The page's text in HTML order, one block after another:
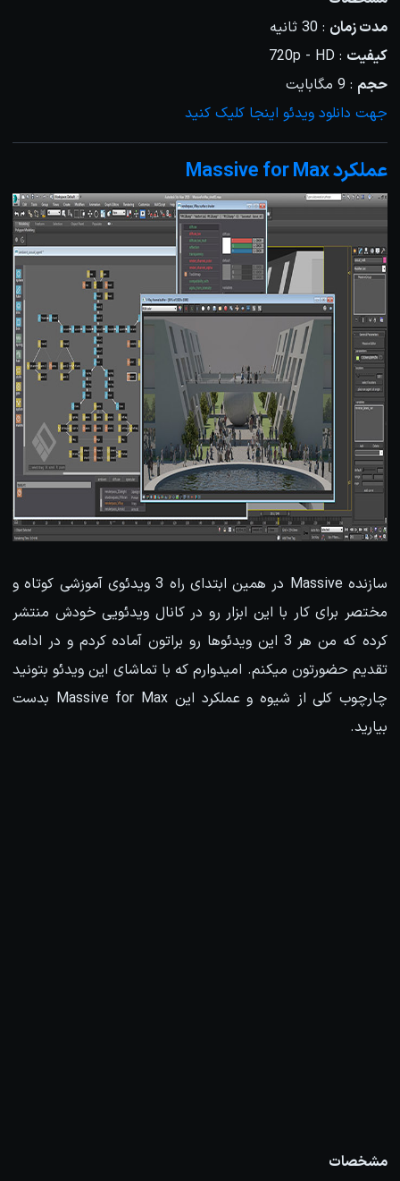
مدت زمان : 30 ثانیه
کیفیت : 720p - HD
حجم : 9 مگابایت
جهت دانلود ویدئو اینجا کلیک کنید
عملکرد Massive for Max
سازنده Massive در همین ابتدای راه 3 ویدئوی آموزشی کوتاه و
مختصر برای کار با این ابزار رو در کانال ویدئویی خودش منتشر
کرده که من هر 3 این ویدئوها رو براتون آماده کردم و در ادامه
تقدیم حضورتون میکنم. امیدوارم که با تماشای این ویدئو بتونید
چارچوب کلی از شیوه و عملکرد این Massive for Max بدست
بیارید.
مشخصات